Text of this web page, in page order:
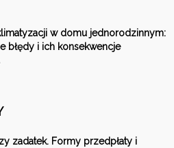
w domu jednorodzinnym:
błędy i ich konsekwencje
zadatek. Formy przedpłaty i